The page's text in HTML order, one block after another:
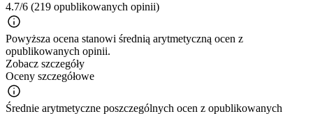
4.7/6 (219 opublikowanych opinii)
Powyższa ocena stanowi średnią arytmetyczną ocen z
opublikowanych opinii.
Zobacz szczegóły
Oceny szczegółowe
Średnie arytmetyczne poszczególnych ocen z opublikowanych